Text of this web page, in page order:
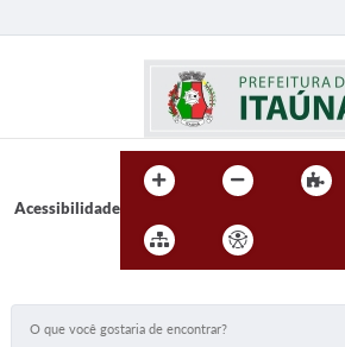
Acessibilidade